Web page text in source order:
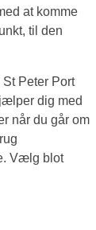
at komme
til den
Peter Port
dig med
når du går om
Vælg blot